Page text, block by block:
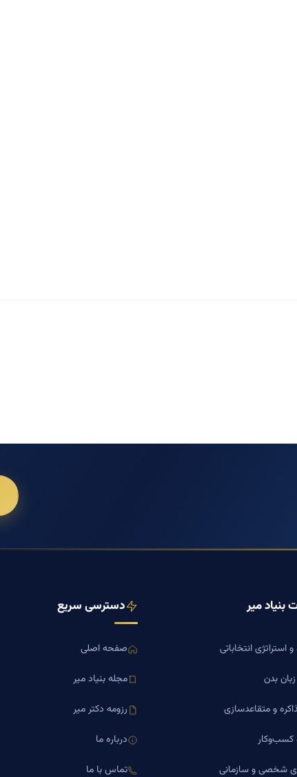
بنیاد میر
استراتژی انتخاباتی
بدن
و متقاعدسازی
کسب‌وکار
شخصی و سازمانی
دسترسی سریع
صفحه اصلی
مجله بنیاد میر
رزومه دکتر میر
درباره ما
تماس با ما